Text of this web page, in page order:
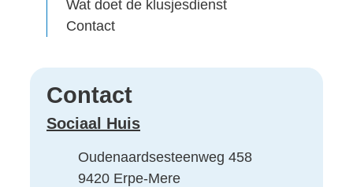
Wat doet de klusjesdienst
Contact
Contact
Sociaal Huis
AdresOudenaardsesteenweg 458
,9420 Erpe-Mere